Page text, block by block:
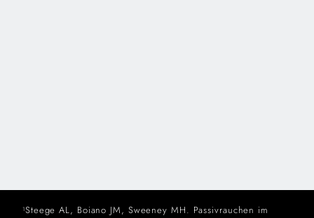
1Steege AL, Boiano JM, Sweeney MH. Passivrauchen im